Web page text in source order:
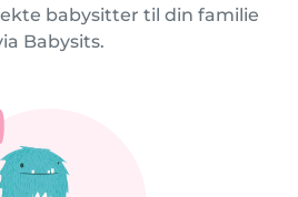
babysitter til din familie
Babysits.